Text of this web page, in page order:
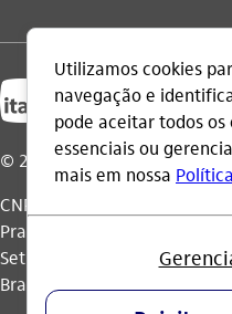
© 2026 Itaú Unibanco
CNPJ: 60.872.504/0001-23
Praça Alfredo Egydio de
Setubal, Parque Jabaquara -
Brasil.